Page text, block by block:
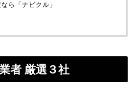
ら「ナビクル」
者 厳選３社